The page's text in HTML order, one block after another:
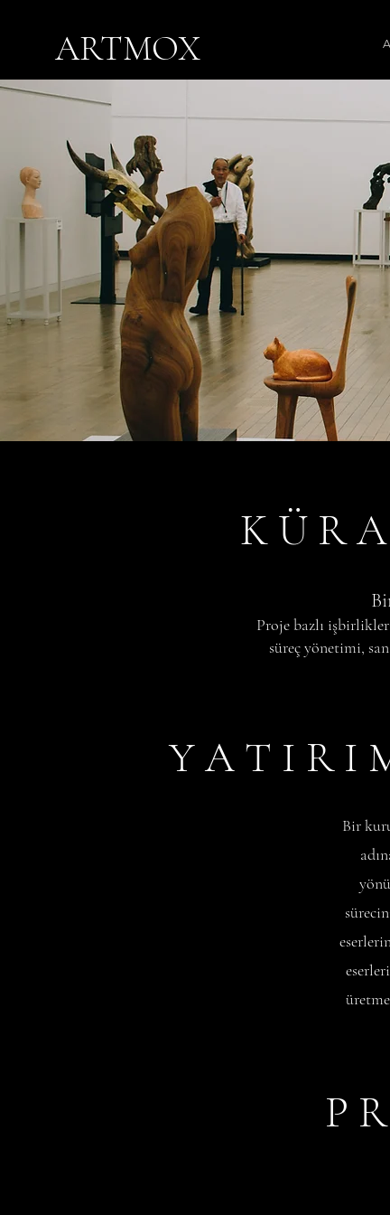
ARTMOX
K Ü R
Proje bazlı
süreç yönetimi,
Y A T I R I
Bir
P